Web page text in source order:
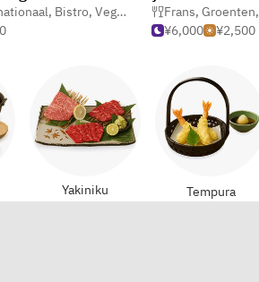
, Bistro, Veganistisch
Frans, Groenten,
¥6,000
¥2,500
Yakiniku Tempura